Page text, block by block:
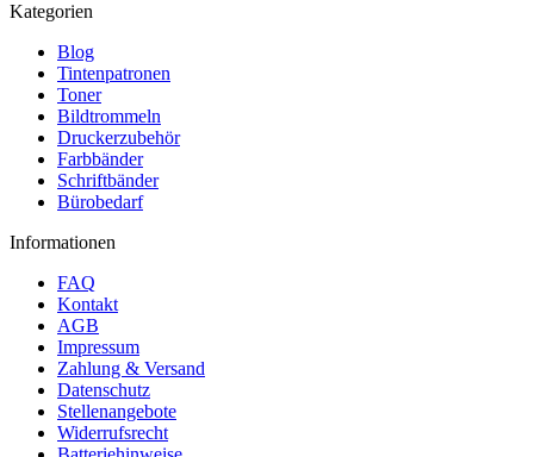
Kategorien
Blog
Tintenpatronen
Toner
Bildtrommeln
Druckerzubehör
Farbbänder
Schriftbänder
Bürobedarf
Informationen
FAQ
Kontakt
AGB
Impressum
Zahlung & Versand
Datenschutz
Stellenangebote
Widerrufsrecht